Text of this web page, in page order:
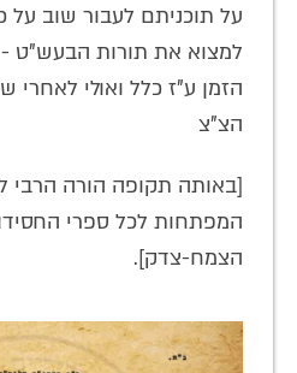
על תוכניתם לעבור שוב על
למצוא את תורות הבעש”ט
הזמן ע”ז כלל ואולי לאחרי
הצ”צ
[באותה תקופה הורה הרבי
המפתחות לכל ספרי
הצמח-צדק].